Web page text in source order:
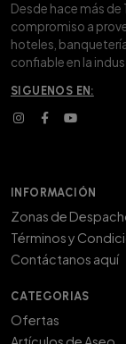
Desde hace más
compromiso a
hoteles,
confiable en la
SIGUENOS EN:
INFORMACIÓN
Zonas de
Términos y
Contáctanos aquí
CATEGORIAS
Ofertas